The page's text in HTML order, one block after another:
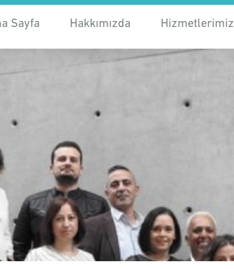
Sayfa Hakkımızda Hizmetlerimiz